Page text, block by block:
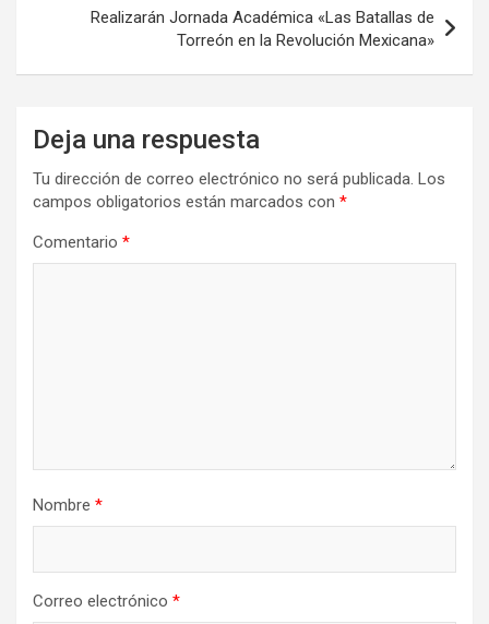
Realizarán Jornada Académica «Las Batallas de
Torreón en la Revolución Mexicana»
Deja una respuesta
Tu dirección de correo electrónico no será publicada. Los
campos obligatorios están marcados con *
Comentario *
Nombre *
Correo electrónico *